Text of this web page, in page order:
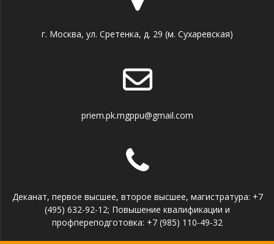
г. Москва, ул. Сретенка, д. 29 (м. Сухаревская)
priem.pk.mgppu@gmail.com
Деканат, первое высшее, второе высшее, магистратура: +7
(495) 632-92-12; Повышение квалификации и
профпереподготовка: +7 (985) 110-49-32